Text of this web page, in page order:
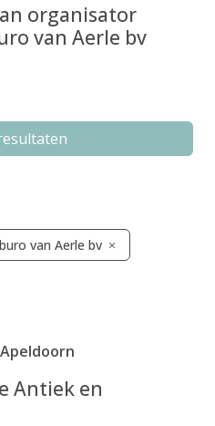
organisator
van Aerle bv
van Aerle bv
Antiek en